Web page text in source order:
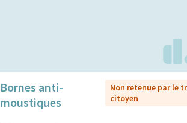
Bornes anti-
moustiques
Non retenue par le
citoyen